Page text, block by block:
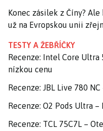
Konec zásilek z Číny?
už na Evropskou unii
TESTY A ŽEBŘÍČKY
Recenze: Intel Core Ultra
nízkou cenu
Recenze: JBL Live 780
Recenze: O2 Pods Ultra
Recenze: TCL 75C7L –